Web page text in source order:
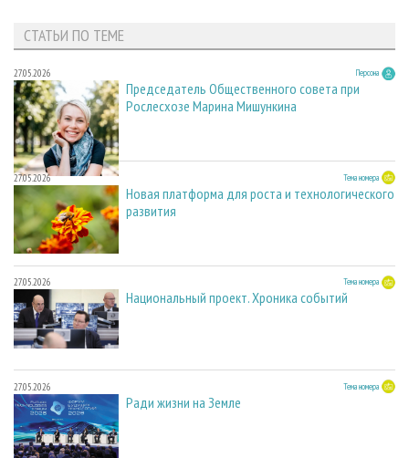
СТАТЬИ ПО ТЕМЕ
27.05.2026 Персона
Председатель Общественного совета при
Рослесхозе Марина Мишункина
27.05.2026 Тема номера
Новая платформа для роста и технологического
развития
27.05.2026 Тема номера
Национальный проект. Хроника событий
27.05.2026 Тема номера
Ради жизни на Земле